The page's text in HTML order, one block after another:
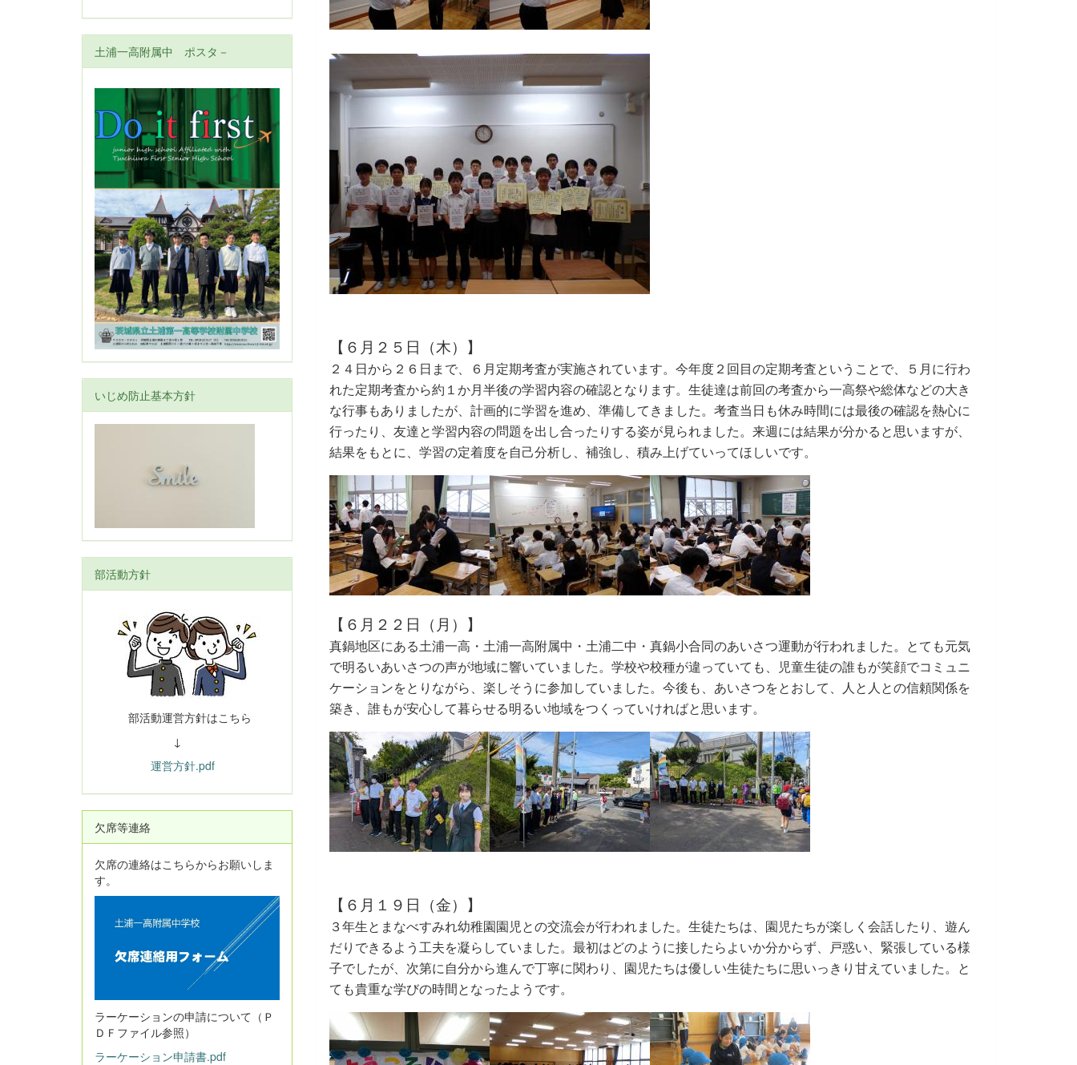
【６月２５日（木）】
２４日から２６日まで、６月定期考査が実施されています。今年度２回目の定期考査ということで、５月に行わ
れた定期考査から約１か月半後の学習内容の確認となります。生徒達は前回の考査から一高祭や総体などの大き
な行事もありましたが、計画的に学習を進め、準備してきました。考査当日も休み時間には最後の確認を熱心に
行ったり、友達と学習内容の問題を出し合ったりする姿が見られました。来週には結果が分かると思いますが、
結果をもとに、学習の定着度を自己分析し、補強し、積み上げていってほしいです。
【６月２２日（月）】
真鍋地区にある土浦一高・土浦一高附属中・土浦二中・真鍋小合同のあいさつ運動が行われました。とても元気
で明るいあいさつの声が地域に響いていました。学校や校種が違っていても、児童生徒の誰もが笑顔でコミュニ
ケーションをとりながら、楽しそうに参加していました。今後も、あいさつをとおして、人と人との信頼関係を
築き、誰もが安心して暮らせる明るい地域をつくっていければと思います。
【６月１９日（金）】
３年生とまなべすみれ幼稚園園児との交流会が行われました。生徒たちは、園児たちが楽しく会話したり、遊ん
だりできるよう工夫を凝らしていました。最初はどのように接したらよいか分からず、戸惑い、緊張している様
子でしたが、次第に自分から進んで丁寧に関わり、園児たちは優しい生徒たちに思いっきり甘えていました。と
ても貴重な学びの時間となったようです。
土浦一高附属中 ポスタ－
いじめ防止基本方針
部活動方針
部活動運営方針はこちら
↓
運営方針.pdf
欠席等連絡
欠席の連絡はこちらからお願いしま
す。
ラーケーションの申請について（Ｐ
ＤＦファイル参照）
ラーケーション申請書.pdf